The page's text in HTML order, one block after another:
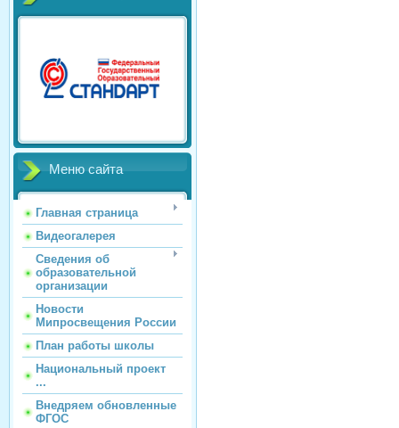
Меню сайта
Главная страница
Видеогалерея
Сведения об
образовательной
организации
Новости
Мипросвещения России
План работы школы
Национальный проект
...
Внедряем обновленные
ФГОС